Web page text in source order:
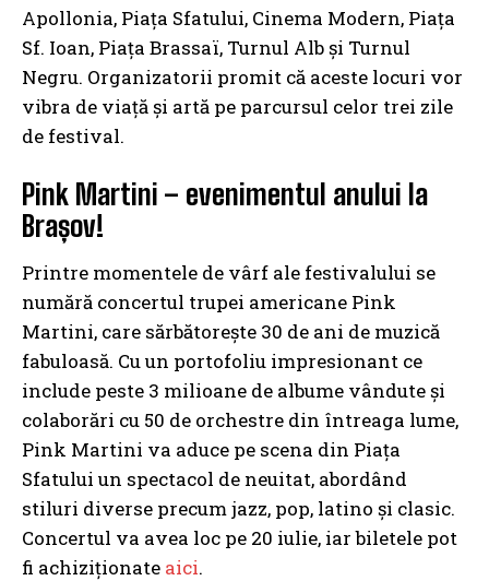
Apollonia, Piaţa Sfatului, Cinema Modern, Piaţa
Sf. Ioan, Piaţa Brassaï, Turnul Alb şi Turnul
Negru. Organizatorii promit că aceste locuri vor
vibra de viață și artă pe parcursul celor trei zile
de festival.
Pink Martini – evenimentul anului la
Brașov!
Printre momentele de vârf ale festivalului se
numără concertul trupei americane Pink
Martini, care sărbătorește 30 de ani de muzică
fabuloasă. Cu un portofoliu impresionant ce
include peste 3 milioane de albume vândute și
colaborări cu 50 de orchestre din întreaga lume,
Pink Martini va aduce pe scena din Piaţa
Sfatului un spectacol de neuitat, abordând
stiluri diverse precum jazz, pop, latino și clasic.
Concertul va avea loc pe 20 iulie, iar biletele pot
fi achiziţionate aici.